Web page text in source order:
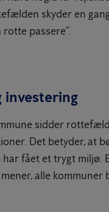
skyder en
passere”.
investering
sidder
Det betyder, at
fået et trygt miljø.
alle kommuner